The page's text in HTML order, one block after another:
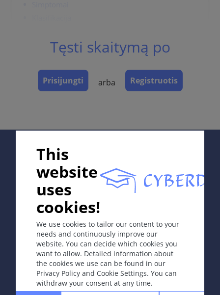
Diagnostika
Differential Diagnosis
Gydymas
Sinonimai
Piktybinė melanoma.
Apibrėžtis
Piktybinis navikas, kuris susidaro iš
neuroektoderminės kilmės ląstelių (melanocitų,
nevusinių ląstelių), turi didelę metastazavimo riziką.
Etiologija ir patogenezė
Epidemiologija: melanoma dažniau atsiranda
šviesiaodžiams nei tamsiaodžiams, 40–50 metų
moterims nei to paties amžiaus vyrams.
Tęsti skaitymą po
Prisijungti arba Registruotis
This
website
uses
cookies!
We use cookies to tailor our content to your
needs and continuously improve our
website. You can decide which cookies you
want to allow. Detailed information about
the cookies we use can be found in our
Privacy Policy and Cookie Settings. You can
withdraw your consent at any time.
In collaboration with Erasmus+ hEduLearnIt editorial
Copyright © 2003-2026 CYBERDERM Editorial Group
Founding Editor Guenter Burg, M.D. - Concept and
Coordination by Vahid Djamei, Zurich
All rights reserved.